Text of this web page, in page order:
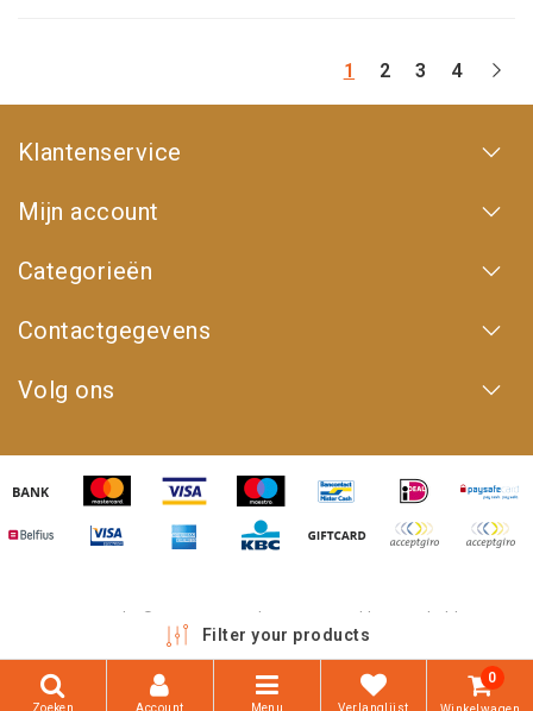
1 2 3 4
Klantenservice
Mijn account
Categorieën
Contactgegevens
Volg ons
Copyright © 2026 - 4WD Shop | Powered by emarkable
Filter your products
Zoeken Account Menu Verlanglijst
0